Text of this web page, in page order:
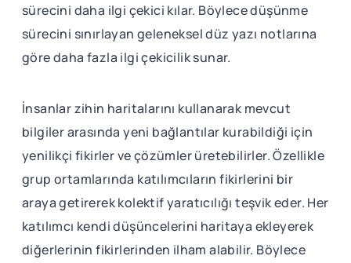
sürecini daha ilgi çekici kılar. Böylece düşünme
sürecini sınırlayan geleneksel düz yazı notlarına
göre daha fazla ilgi çekicilik sunar.
İnsanlar zihin haritalarını kullanarak mevcut
bilgiler arasında yeni bağlantılar kurabildiği için
yenilikçi fikirler ve çözümler üretebilirler. Özellikle
grup ortamlarında katılımcıların fikirlerini bir
araya getirerek kolektif yaratıcılığı teşvik eder. Her
katılımcı kendi düşüncelerini haritaya ekleyerek
diğerlerinin fikirlerinden ilham alabilir. Böylece